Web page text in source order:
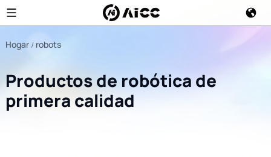
Hogar robots
Productos de robótica de
primera calidad